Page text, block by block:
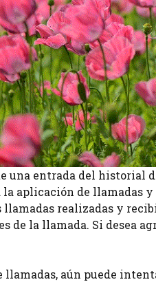
entrada del historial
aplicación de llamadas
realizadas y
de la llamada. Si desea
aún puede